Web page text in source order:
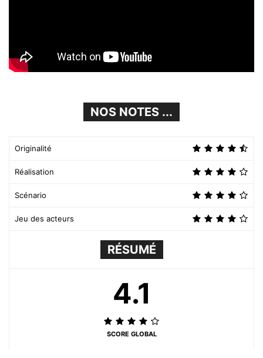
NOS NOTES ...
Originalité
Réalisation
Scénario
Jeu des acteurs
RÉSUMÉ
4.1
SCORE GLOBAL